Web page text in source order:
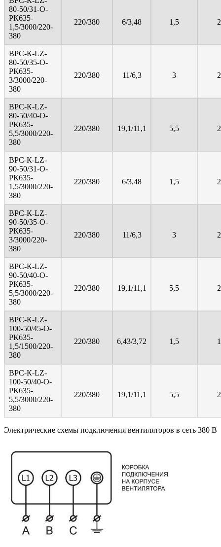
80-50/31-О-
РК635-
1,5/3000/220-
380
220/380 6/3,48 1,5
ВРС-К-LZ-
80-50/35-О-
РК635-
3/3000/220-
380
220/380 11/6,3 3
ВРС-К-LZ-
80-50/40-О-
РК635-
5,5/3000/220-
380
220/380 19,1/11,1 5,5
ВРС-К-LZ-
90-50/31-О-
РК635-
1,5/3000/220-
380
220/380 6/3,48 1,5
ВРС-К-LZ-
90-50/35-О-
РК635-
3/3000/220-
380
220/380 11/6,3 3
ВРС-К-LZ-
90-50/40-О-
РК635-
5,5/3000/220-
380
220/380 19,1/11,1 5,5
ВРС-К-LZ-
100-50/45-О-
РК635-
1,5/1500/220-
380
220/380 6,43/3,72 1,5
ВРС-К-LZ-
100-50/40-О-
РК635-
5,5/3000/220-
380
220/380 19,1/11,1 5,5
Электрические схемы подключения вентиляторов в сеть 380 В